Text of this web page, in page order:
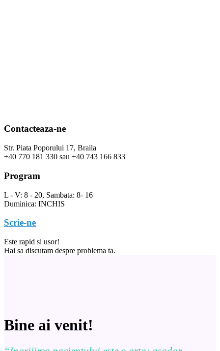
Contacteaza-ne
Str. Piata Poporului 17, Braila
+40 770 181 330 sau +40 743 166 833
Program
L - V: 8 - 20, Sambata: 8- 16
Duminica: INCHIS
Scrie-ne
Este rapid si usor!
Hai sa discutam despre problema ta.
Bine ai venit!